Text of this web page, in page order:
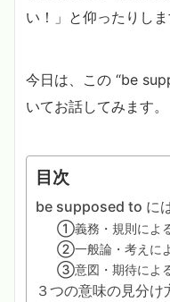
い！」と仰ったりしま
今日は、この “be
いてお話してみます。
目次
be supposed to に
①義務・規則によ
②一般論・考えに
③意図・期待によ
３つの意味の見分け